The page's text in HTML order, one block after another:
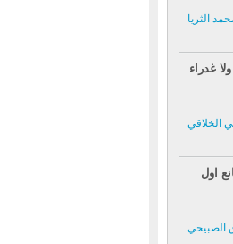
الثريا
غدراء
الخلاقي
اول
الصبيحي